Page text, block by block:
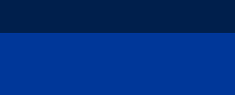
una pratica?